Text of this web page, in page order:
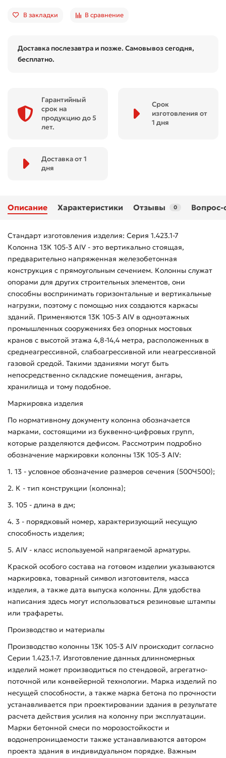
В закладки В сравнение
Доставка послезавтра и позже. Самовывоз сегодня,
бесплатно.
Гарантийный
срок на
продукцию до 5
лет.
Срок
изготовления от
1 дня
Доставка от 1
дня
Описание Характеристики Отзывы 0 Вопрос-
Стандарт изготовления изделия: Серия 1.423.1-7
Колонна 13К 105-3 АIV - это вертикально стоящая,
предварительно напряженная железобетонная
конструкция с прямоугольным сечением. Колонны служат
опорами для других строительных элементов, они
способны воспринимать горизонтальные и вертикальные
нагрузки, поэтому с помощью них создаются каркасы
зданий. Применяются 13К 105-3 АIV в одноэтажных
промышленных сооружениях без опорных мостовых
кранов с высотой этажа 4,8-14,4 метра, расположенных в
среднеагрессивной, слабоагрессивной или неагрессивной
газовой средой. Такими зданиями могут быть
непосредственно складские помещения, ангары,
хранилища и тому подобное.
Маркировка изделия
По нормативному документу колонна обозначается
марками, состоящими из буквенно-цифровых групп,
которые разделяются дефисом. Рассмотрим подробно
обозначение маркировки колонны 13К 105-3 АIV:
1. 13 - условное обозначение размеров сечения (500Ч500);
2. К - тип конструкции (колонна);
3. 105 - длина в дм;
4. 3 - порядковый номер, характеризующий несущую
способность изделия;
5. AIV - класс используемой напрягаемой арматуры.
Краской особого состава на готовом изделии указываются
маркировка, товарный символ изготовителя, масса
изделия, а также дата выпуска колонны. Для удобства
написания здесь могут использоваться резиновые штампы
или трафареты.
Производство и материалы
Производство колонны 13К 105-3 АIV происходит согласно
Серии 1.423.1-7. Изготовление данных длинномерных
изделий может производиться по стендовой, агрегатно-
поточной или конвейерной технологии. Марка изделий по
несущей способности, а также марка бетона по прочности
устанавливается при проектировании здания в результате
расчета действия усилия на колонну при эксплуатации.
Марки бетонной смеси по морозостойкости и
водонепроницаемости также устанавливаются автором
проекта здания в индивидуальном порядке. Важным